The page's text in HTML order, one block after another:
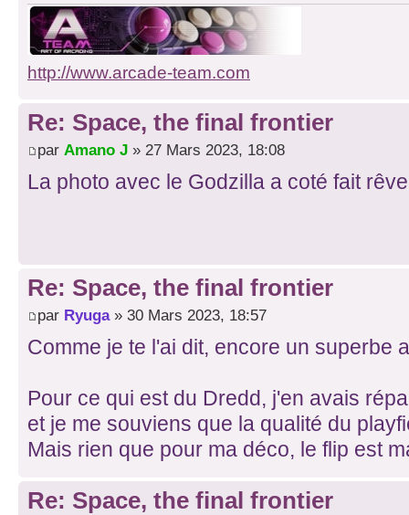
http://www.arcade-team.com
Re: Space, the final frontier
par Amano J » 27 Mars 2023, 18:08
La photo avec le Godzilla a coté fait
Re: Space, the final frontier
par Ryuga» 30 Mars 2023, 18:57
Comme je te l'ai dit, encore un superbe
Pour ce qui est du Dredd, j'en avais
et je me souviens que la qualité du
Mais rien que pour ma déco, le flip est
Re: Space, the final frontier